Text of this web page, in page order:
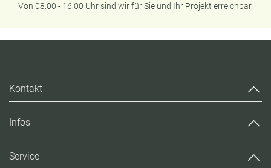
Von 08:00 - 16:00 Uhr sind wir für Sie und Ihr Projekt erreichbar.
Kontakt
Infos
Service